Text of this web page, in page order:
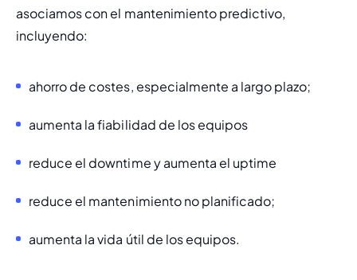
asociamos con el mantenimiento predictivo,
incluyendo:
ahorro de costes, especialmente a largo plazo;
aumenta la fiabilidad de los equipos
reduce el downtime y aumenta el uptime
reduce el mantenimiento no planificado;
aumenta la vida útil de los equipos.